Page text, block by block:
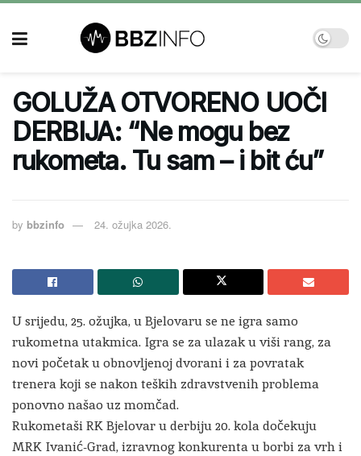
GOLUŽA OTVORENO UOČI
DERBIJA: “Ne mogu bez
rukometa. Tu sam – i bit ću”
by bbzinfo 24. ožujka 2026.
U srijedu, 25. ožujka, u Bjelovaru se ne igra samo
rukometna utakmica. Igra se za ulazak u viši rang, za
novi početak u obnovljenoj dvorani i za povratak
trenera koji se nakon teških zdravstvenih problema
ponovno našao uz momčad.
Rukometaši RK Bjelovar u derbiju 20. kola dočekuju
MRK Ivanić-Grad, izravnog konkurenta u borbi za vrh i